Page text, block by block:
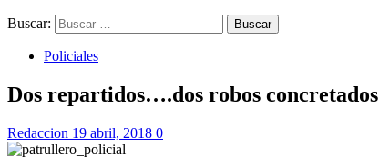
Buscar:
Policiales
Dos repartidos….dos robos concretados
Redaccion 19 abril, 2018 0